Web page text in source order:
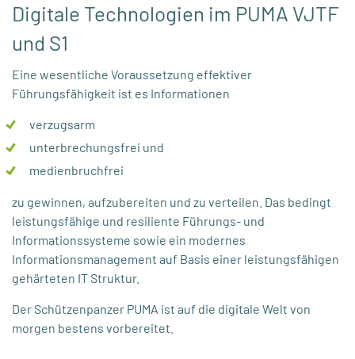
Digitale Technologien im PUMA VJTF
und S1
Eine wesentliche Voraussetzung effektiver
Führungsfähigkeit ist es Informationen
verzugsarm
unterbrechungsfrei und
medienbruchfrei
zu gewinnen, aufzubereiten und zu verteilen. Das bedingt
leistungsfähige und resiliente Führungs- und
Informationssysteme sowie ein modernes
Informationsmanagement auf Basis einer leistungsfähigen
gehärteten IT Struktur.
Der Schützenpanzer PUMA ist auf die digitale Welt von
morgen bestens vorbereitet.